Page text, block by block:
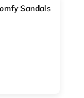
Sandals